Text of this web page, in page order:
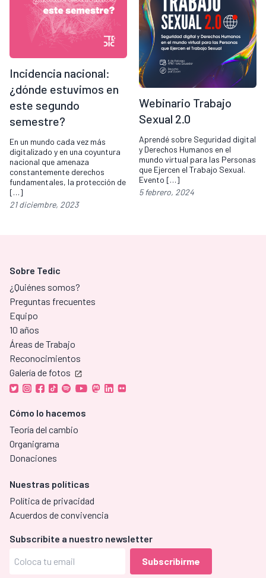
Incidencia nacional:
¿dónde estuvimos en
este segundo
semestre?
En un mundo cada vez más
digitalizado y en una coyuntura
nacional que amenaza
constantemente derechos
fundamentales, la protección de
[…]
21 diciembre, 2023
Webinario Trabajo
Sexual 2.0
Aprendé sobre Seguridad digital
y Derechos Humanos en el
mundo virtual para las Personas
que Ejercen el Trabajo Sexual.
Evento […]
5 febrero, 2024
Sobre Tedic
¿Quiénes somos?
Preguntas frecuentes
Equipo
10 años
Áreas de Trabajo
Reconocimientos
Galería de fotos
Cómo lo hacemos
Teoría del cambio
Organigrama
Donaciones
Nuestras políticas
Política de privacidad
Acuerdos de convivencia
Subscríbite a nuestro newsletter